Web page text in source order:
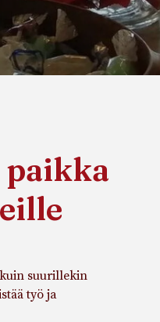
suurillekin
työ ja